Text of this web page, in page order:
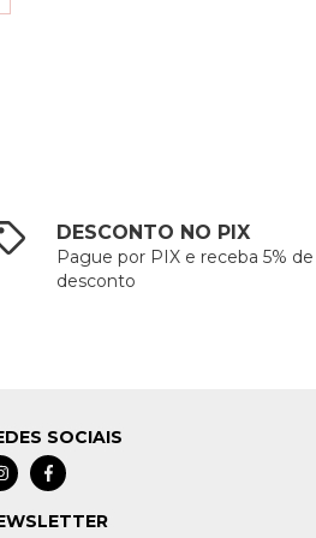
DESCONTO NO PIX
Pague por PIX e receba 5% de
desconto
SOCIAIS